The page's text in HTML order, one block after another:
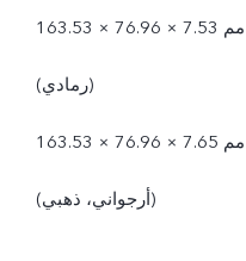
163.53 × 76.96 × 7.53 مم
(رمادي)
163.53 × 76.96 × 7.65 مم
(أرجواني، ذهبي)